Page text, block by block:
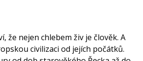
že nejen chlebem živ je člověk. A
civilizaci od jejích počátků.